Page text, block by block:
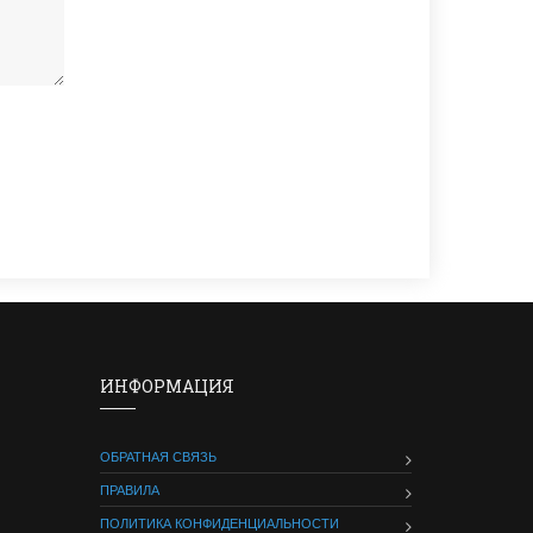
ИНФОРМАЦИЯ
ОБРАТНАЯ СВЯЗЬ
ПРАВИЛА
ПОЛИТИКА КОНФИДЕНЦИАЛЬНОСТИ